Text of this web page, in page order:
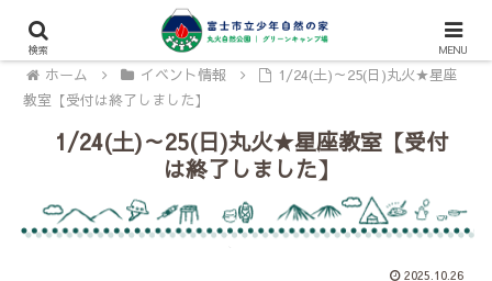
ホーム イベント情報
1/24(土)～25(日)丸火★星座
教室【受付は終了しました】
1/24(土)～25(日)丸火★星座教室【受付
は終了しました】
2025.10.26
検索 MENU